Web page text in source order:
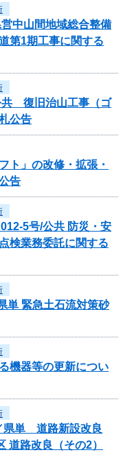
中山間地域総合整備
1期工事に関する
共 復旧治山工事（ゴ
公告
ト」の改修・拡張・
告
5号/公共 防災・安
検業務委託に関する
単 緊急土石流対策砂
機器等の更新につい
県単 道路新設改良
道路改良（その2）